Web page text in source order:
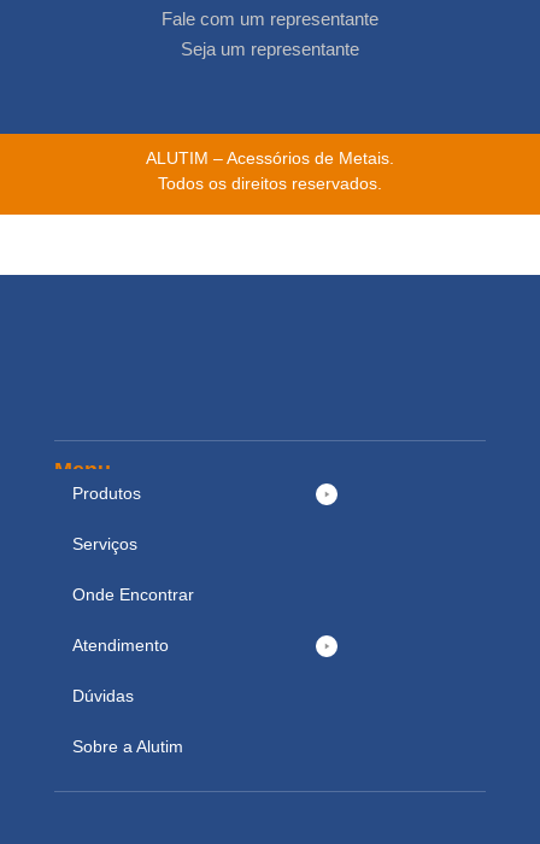
Fale com um representante
Seja um representante
ALUTIM – Acessórios de Metais.
Todos os direitos reservados.
Menu
Produtos
Serviços
Onde Encontrar
Atendimento
Dúvidas
Sobre a Alutim